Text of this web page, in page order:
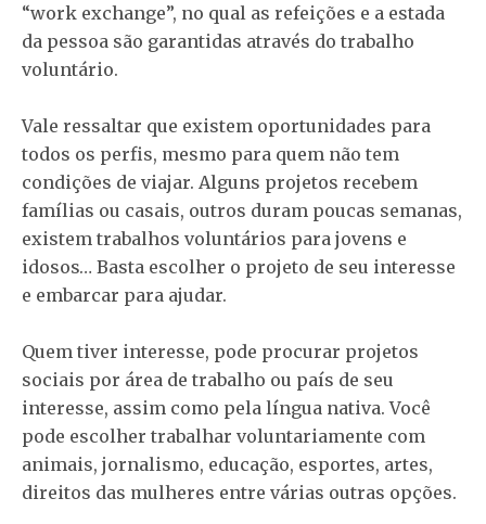
“work exchange”, no qual as refeições e a estada
da pessoa são garantidas através do trabalho
voluntário.
Vale ressaltar que existem oportunidades para
todos os perfis, mesmo para quem não tem
condições de viajar. Alguns projetos recebem
famílias ou casais, outros duram poucas semanas,
existem trabalhos voluntários para jovens e
idosos… Basta escolher o projeto de seu interesse
e embarcar para ajudar.
Quem tiver interesse, pode procurar projetos
sociais por área de trabalho ou país de seu
interesse, assim como pela língua nativa. Você
pode escolher trabalhar voluntariamente com
animais, jornalismo, educação, esportes, artes,
direitos das mulheres entre várias outras opções.